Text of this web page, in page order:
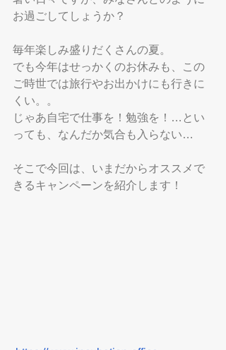
お過ごしてしょうか？
毎年楽しみ盛りだくさんの夏。
でも今年はせっかくのお休みも、この
ご時世では旅行やお出かけにも行きに
くい。。
じゃあ自宅で仕事を！勉強を！…とい
っても、なんだか気合も入らない…
そこで今回は、いまだからオススメで
きるキャンペーンを紹介します！